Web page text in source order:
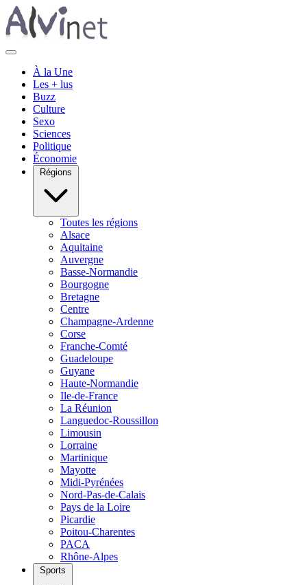
À la Une
Les + lus
Buzz
Culture
Sexo
Sciences
Politique
Économie
Régions
Toutes les régions
Alsace
Aquitaine
Auvergne
Basse-Normandie
Bourgogne
Bretagne
Centre
Champagne-Ardenne
Corse
Franche-Comté
Guadeloupe
Guyane
Haute-Normandie
Ile-de-France
La Réunion
Languedoc-Roussillon
Limousin
Lorraine
Martinique
Mayotte
Midi-Pyrénées
Nord-Pas-de-Calais
Pays de la Loire
Picardie
Poitou-Charentes
PACA
Rhône-Alpes
Sports